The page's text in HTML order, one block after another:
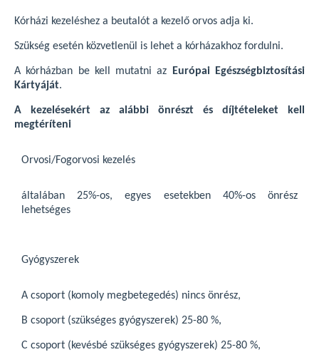
Kórházi kezeléshez a beutalót a kezelő orvos adja ki.
Szükség esetén közvetlenül is lehet a kórházakhoz fordulni.
A kórházban be kell mutatni az
Európai Egészségbiztosítási
Kártyáját.
A kezelésekért az alábbi önrészt és díjtételeket kell
megtéríteni
Orvosi/Fogorvosi kezelés
általában 25%-os, egyes esetekben 40%-os önrész
lehetséges
Gyógyszerek
A csoport (komoly megbetegedés) nincs önrész,
B csoport (szükséges gyógyszerek) 25-80 %,
C csoport (kevésbé szükséges gyógyszerek) 25-80 %,